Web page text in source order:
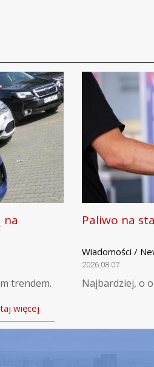
na
trendem.
więcej
Paliwo na
Wiadomości /
2026.08.07
Najbardziej, o